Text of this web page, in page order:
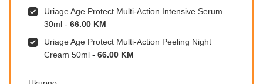
Uriage Age Protect Multi-Action Intensive Serum
30ml - 66.00 KM
Uriage Age Protect Multi-Action Peeling Night
Cream 50ml - 66.00 KM